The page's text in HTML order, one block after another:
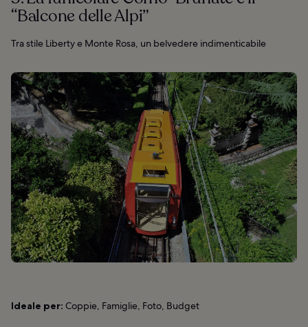
“Balcone delle Alpi”
Tra stile Liberty e Monte Rosa, un belvedere indimenticabile
Ideale per: Coppie, Famiglie, Foto, Budget